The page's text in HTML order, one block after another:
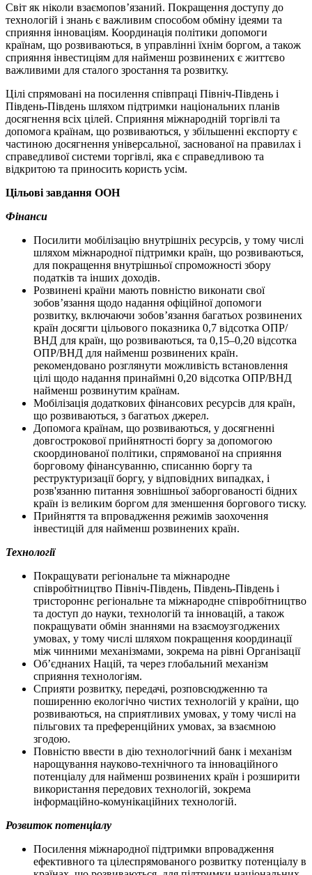
Світ як ніколи взаємопов’язаний. Покращення доступу до
технологій і знань є важливим способом обміну ідеями та
сприяння інноваціям. Координація політики допомоги
країнам, що розвиваються, в управлінні їхнім боргом, а також
сприяння інвестиціям для найменш розвинених є життєво
важливими для сталого зростання та розвитку.
Цілі спрямовані на посилення співпраці Північ-Південь і
Південь-Південь шляхом підтримки національних планів
досягнення всіх цілей. Сприяння міжнародній торгівлі та
допомога країнам, що розвиваються, у збільшенні експорту є
частиною досягнення універсальної, заснованої на правилах і
справедливої ​​системи торгівлі, яка є справедливою та
відкритою та приносить користь усім.
Цільові завдання ООН
Фінанси
Посилити мобілізацію внутрішніх ресурсів, у тому числі
шляхом міжнародної підтримки країн, що розвиваються,
для покращення внутрішньої спроможності збору
податків та інших доходів.
Розвинені країни мають повністю виконати свої
зобов’язання щодо надання офіційної допомоги
розвитку, включаючи зобов’язання багатьох розвинених
країн досягти цільового показника 0,7 відсотка ОПР/
ВНД для країн, що розвиваються, та 0,15–0,20 відсотка
ОПР/ВНД для найменш розвинених країн.
рекомендовано розглянути можливість встановлення
цілі щодо надання принаймні 0,20 відсотка ОПР/ВНД
найменш розвинутим країнам.
Мобілізація додаткових фінансових ресурсів для країн,
що розвиваються, з багатьох джерел.
Допомога країнам, що розвиваються, у досягненні
довгострокової прийнятності боргу за допомогою
скоординованої політики, спрямованої на сприяння
борговому фінансуванню, списанню боргу та
реструктуризації боргу, у відповідних випадках, і
розв'язанню питання зовнішньої заборгованості бідних
країн із великим боргом для зменшення боргового тиску.
Прийняття та впровадження режимів заохочення
інвестицій для найменш розвинених країн.
Технології
Покращувати регіональне та міжнародне
співробітництво Північ-Південь, Південь-Південь і
тристороннє регіональне та міжнародне співробітництво
та доступ до науки, технологій та інновацій, а також
покращувати обмін знаннями на взаємоузгоджених
умовах, у тому числі шляхом покращення координації
між чинними механізмами, зокрема на рівні Організації
Об’єднаних Націй, та через глобальний механізм
сприяння технологіям.
Сприяти розвитку, передачі, розповсюдженню та
поширенню екологічно чистих технологій у країни, що
розвиваються, на сприятливих умовах, у тому числі на
пільгових та преференційних умовах, за взаємною
згодою.
Повністю ввести в дію технологічний банк і механізм
нарощування науково-технічного та інноваційного
потенціалу для найменш розвинених країн і розширити
використання передових технологій, зокрема
інформаційно-комунікаційних технологій.
Розвиток потенціалу
Посилення міжнародної підтримки впровадження
ефективного та цілеспрямованого розвитку потенціалу в